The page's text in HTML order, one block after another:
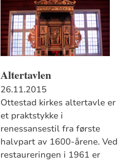
Altertavlen
26.11.2015
Ottestad kirkes altertavle er
et praktstykke i
renessansestil fra første
halvpart av 1600-årene. Ved
restaureringen i 1961 er